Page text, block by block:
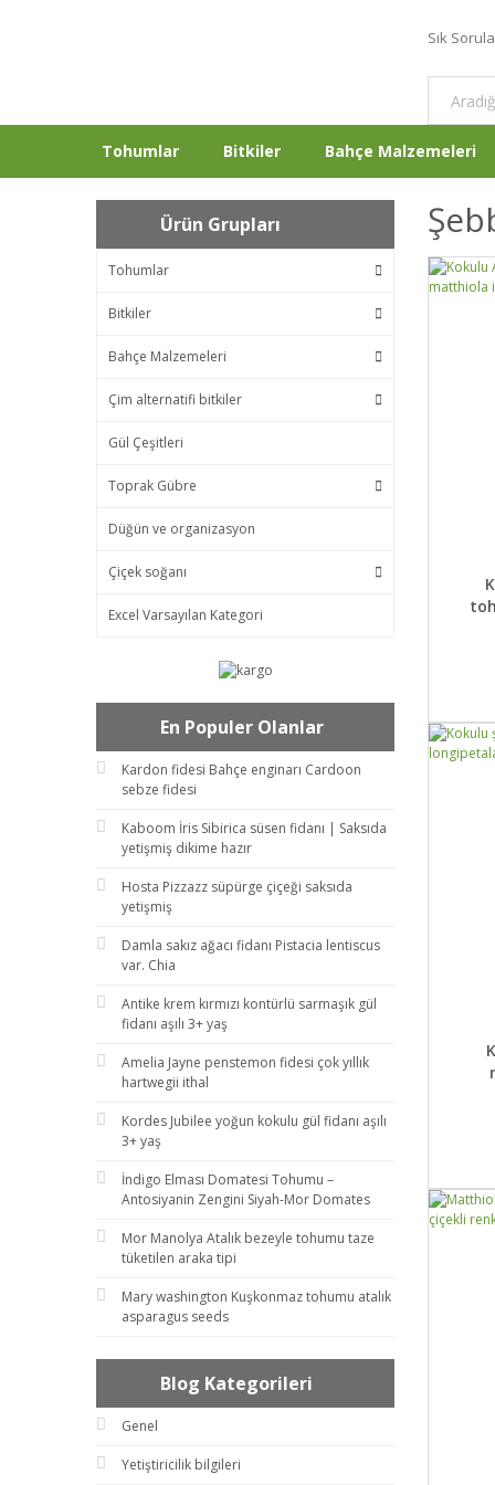
Sık
Tohumlar Bitkiler Bahçe Malzemeleri
Ürün Grupları
Tohumlar
Bitkiler
Bahçe Malzemeleri
Çim alternatifi bitkiler
Gül Çeşitleri
Toprak Gübre
Düğün ve organizasyon
Çiçek soğanı
Excel Varsayılan Kategori
En Populer Olanlar
Kardon fidesi Bahçe enginarı Cardoon
sebze fidesi
Kaboom İris Sibirica süsen fidanı | Saksıda
yetişmiş dikime hazır
Hosta Pizzazz süpürge çiçeği saksıda
yetişmiş
Damla sakız ağacı fidanı Pistacia lentiscus
var. Chia
Antike krem kırmızı kontürlü sarmaşık gül
fidanı aşılı 3+ yaş
Amelia Jayne penstemon fidesi çok yıllık
hartwegii ithal
Kordes Jubilee yoğun kokulu gül fidanı aşılı
3+ yaş
İndigo Elması Domatesi Tohumu –
Antosiyanin Zengini Siyah-Mor Domates
Mor Manolya Atalık bezeyle tohumu taze
tüketilen araka tipi
Mary washington Kuşkonmaz tohumu atalık
asparagus seeds
Blog Kategorileri
Genel
Yetiştiricilik bilgileri